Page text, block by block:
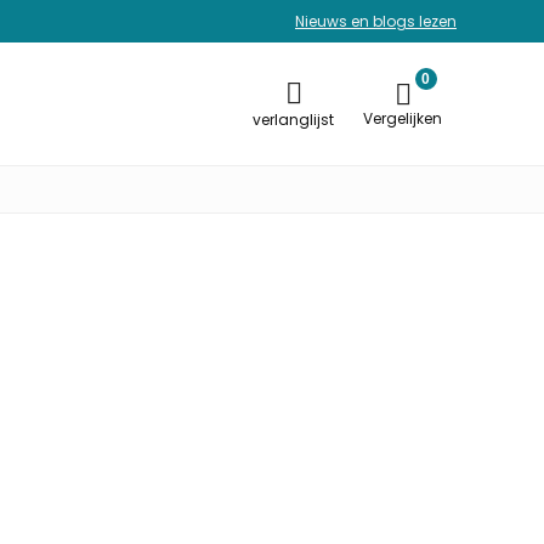
Nieuws en blogs lezen
verlanglijst
0
Vergelijken